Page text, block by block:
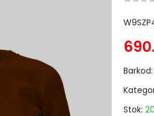
Barkod:
Stok: